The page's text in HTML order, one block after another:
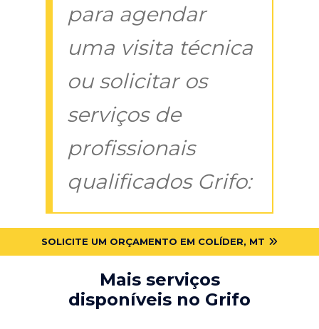
para agendar
uma visita técnica
ou solicitar os
serviços de
profissionais
qualificados Grifo:
SOLICITE UM ORÇAMENTO EM COLÍDER, MT
Mais serviços
disponíveis no Grifo